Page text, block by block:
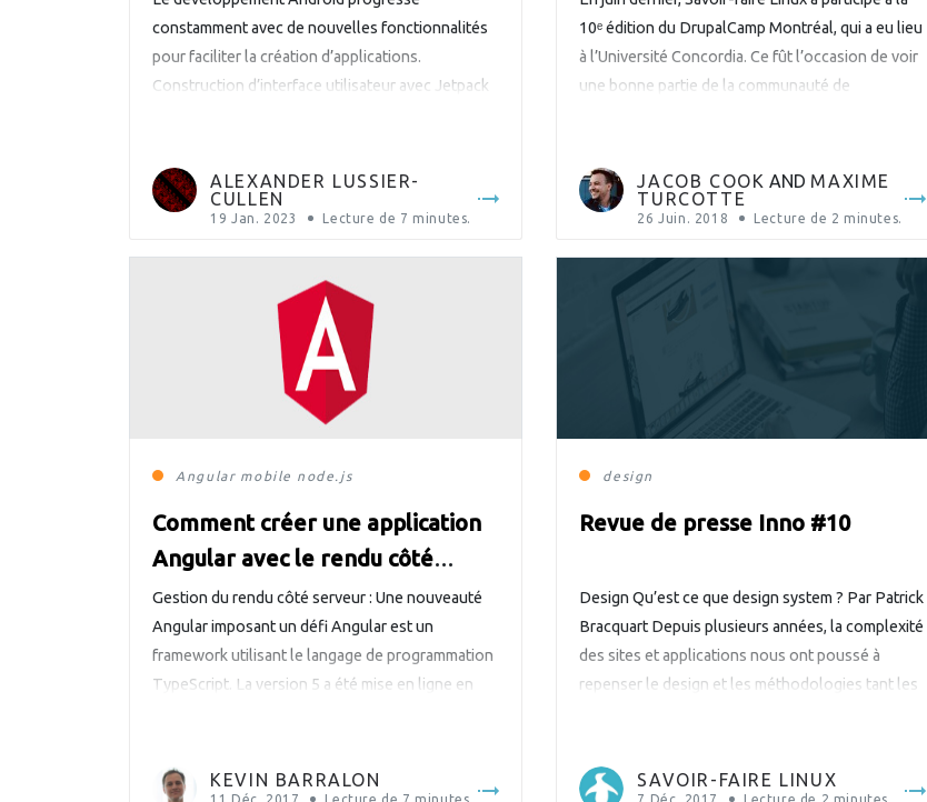
constamment avec de nouvelles fonctionnalités
pour faciliter la création d’applications.
Construction d’interface utilisateur avec Jetpack
de compatibilité emoji, et la liste continue. Les
nouveaux projets n’ont aucun souci à prendre
Cependant, les projets anciens […]
ALEXANDER LUSSIER-
CULLEN
19 Jan. 2023 Lecture de 7 minutes.
10ᵉ édition du DrupalCamp Montréal, qui a eu lieu
à l’Université Concordia. Ce fût l’occasion de voir
une bonne partie de la communauté de
cette technologie et de faire l’état de l’évolution
de Drupal de […]
JACOB COOK AND MAXIME
TURCOTTE
26 Juin. 2018 Lecture de 2 minutes.
Angular mobile node.js
Comment créer une application
Angular avec le rendu côté
serveur ?
Gestion du rendu côté serveur : Une nouveauté
Angular imposant un défi Angular est un
framework utilisant le langage de programmation
TypeScript. La version 5 a été mise en ligne en
dernière version est accompagnée de l’outil en
KEVIN BARRALON
11 Déc. 2017 Lecture de 7 minutes.
design
Revue de presse Inno #10
Design Qu’est ce que design system ? Par Patrick
Bracquart Depuis plusieurs années, la complexité
des sites et applications nous ont poussé à
repenser le design et les méthodologies tant les
d’interaction, développeur front-end, …). C’est
SAVOIR-FAIRE LINUX
7 Déc. 2017 Lecture de 2 minutes.